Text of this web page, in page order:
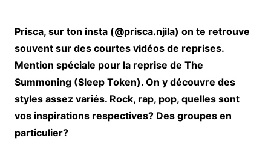
Prisca, sur ton insta (@prisca.njila) on te retrouve
souvent sur des courtes vidéos de reprises.
Mention spéciale pour la reprise de The
Summoning (Sleep Token). On y découvre des
styles assez variés. Rock, rap, pop, quelles sont
vos inspirations respectives? Des groupes en
particulier?